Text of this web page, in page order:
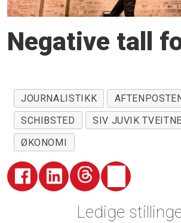
Negative tall
JOURNALISTIKK
SCHIBSTED
SIV JUVIK
ØKONOMI
Ledige